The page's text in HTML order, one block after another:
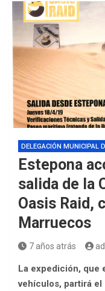
DELEGACIÓN MUNICIPAL
Estepona
salida de la
Oasis Raid,
Marruecos
7 años atrás
La expedición, que
vehículos, partirá